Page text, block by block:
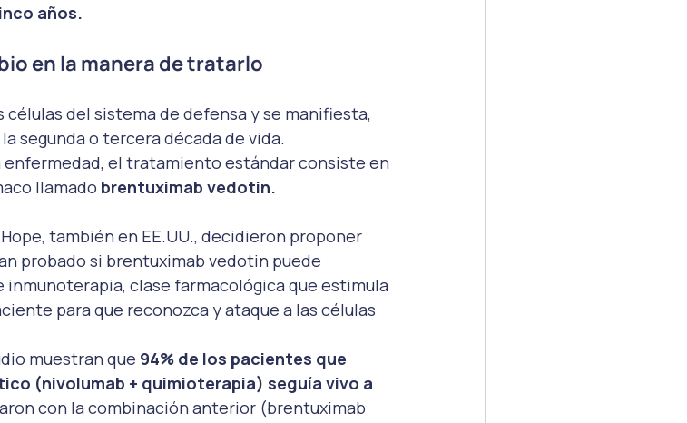
años.
en la manera de tratarlo
del sistema de defensa y se manifiesta,
segunda o tercera década de vida.
enfermedad, el tratamiento estándar consiste en
llamado brentuximab vedotin.
también en EE.UU., decidieron proponer
probado si brentuximab vedotin puede
clase farmacológica que estimula
para que reconozca y ataque a las células
muestran que 94% de los pacientes que
(nivolumab + quimioterapia) seguía vivo a
con la combinación anterior (brentuximab